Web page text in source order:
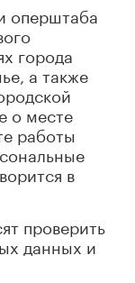
оперштаба
города
а также
о месте
работы
в
проверить
данных и